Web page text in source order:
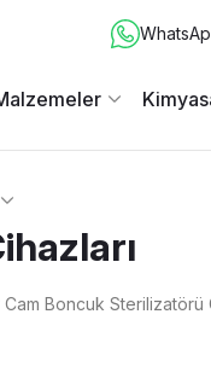
Boncuk Sterilizatörü